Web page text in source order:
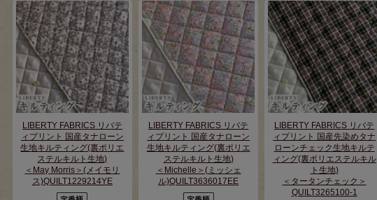
LIBERTY FABRICS リバテ
ィプリント 国産タナローン
生地キルティング(裏ポリエ
ステルキルト生地)
＜May Morris＞(メイモリ
ス)QUILT1229214YE
LIBERTY FABRICS リバテ
ィプリント 国産タナローン
生地キルティング(裏ポリエ
ステルキルト生地)
＜Michelle＞(ミッシェ
ル)QUILT3636017EE
LIBERTY FABRICS リバテ
ィプリント 国産先染めタナ
ローンチェック生地キルテ
ィング(裏ポリエステルキル
ト生地)
＜タータンチェック＞
QUILT3265100-1